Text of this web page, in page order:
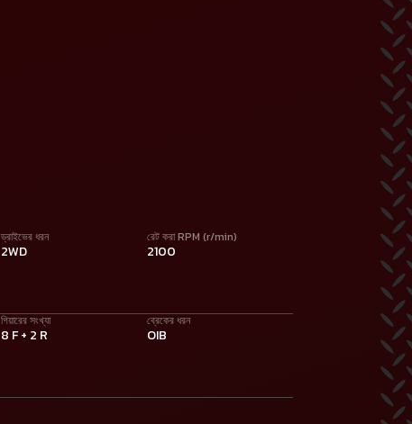
ড্রাইভের ধরন
2WD
রেট করা RPM (r/min)
2100
গিয়ারের সংখ্যা
8 F + 2 R
ব্রেকের ধরন
OIB